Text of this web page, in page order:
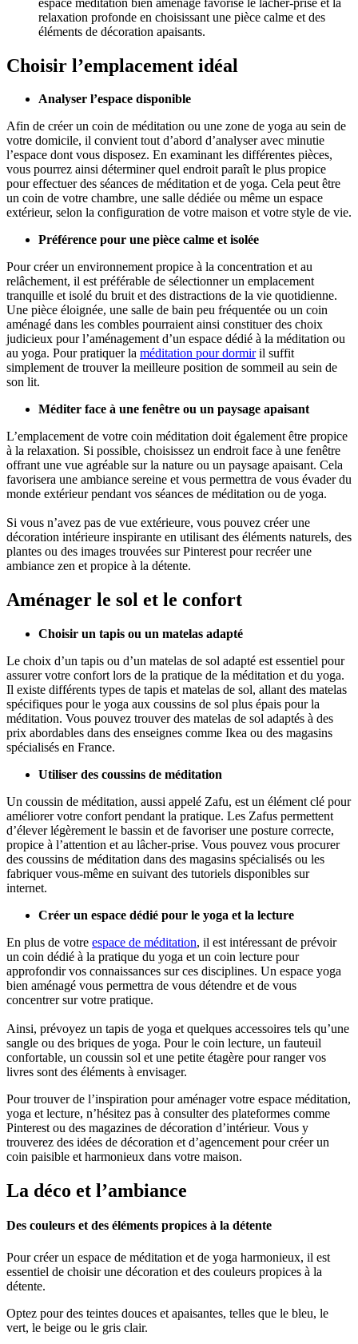
relaxation profonde en choisissant une pièce calme et des
éléments de décoration apaisants.
Choisir l’emplacement idéal
Analyser l’espace disponible
Afin de créer un coin de méditation ou une zone de yoga au sein de
votre domicile, il convient tout d’abord d’analyser avec minutie
l’espace dont vous disposez. En examinant les différentes pièces,
vous pourrez ainsi déterminer quel endroit paraît le plus propice
pour effectuer des séances de méditation et de yoga. Cela peut être
un coin de votre chambre, une salle dédiée ou même un espace
extérieur, selon la configuration de votre maison et votre style de vie.
Préférence pour une pièce calme et isolée
Pour créer un environnement propice à la concentration et au
relâchement, il est préférable de sélectionner un emplacement
tranquille et isolé du bruit et des distractions de la vie quotidienne.
Une pièce éloignée, une salle de bain peu fréquentée ou un coin
aménagé dans les combles pourraient ainsi constituer des choix
judicieux pour l’aménagement d’un espace dédié à la méditation ou
au yoga. Pour pratiquer la méditation pour dormiril suffit
simplement de trouver la meilleure position de sommeil au sein de
son lit.
Méditer face à une fenêtre ou un paysage apaisant
L’emplacement de votre coin méditation doit également être propice
à la relaxation. Si possible, choisissez un endroit face à une fenêtre
offrant une vue agréable sur la nature ou un paysage apaisant. Cela
favorisera une ambiance sereine et vous permettra de vous évader du
monde extérieur pendant vos séances de méditation ou de yoga.
Si vous n’avez pas de vue extérieure, vous pouvez créer une
décoration intérieure inspirante en utilisant des éléments naturels, des
plantes ou des images trouvées sur Pinterest pour recréer une
ambiance zen et propice à la détente.
Aménager le sol et le confort
Choisir un tapis ou un matelas adapté
Le choix d’un tapis ou d’un matelas de sol adapté est essentiel pour
assurer votre confort lors de la pratique de la méditation et du yoga.
Il existe différents types de tapis et matelas de sol, allant des matelas
spécifiques pour le yoga aux coussins de sol plus épais pour la
méditation. Vous pouvez trouver des matelas de sol adaptés à des
prix abordables dans des enseignes comme Ikea ou des magasins
spécialisés en France.
Utiliser des coussins de méditation
Un coussin de méditation, aussi appelé Zafu, est un élément clé pour
améliorer votre confort pendant la pratique. Les Zafus permettent
d’élever légèrement le bassin et de favoriser une posture correcte,
propice à l’attention et au lâcher-prise. Vous pouvez vous procurer
des coussins de méditation dans des magasins spécialisés ou les
fabriquer vous-même en suivant des tutoriels disponibles sur
internet.
Créer un espace dédié pour le yoga et la lecture
En plus de votre espace de méditation, il est intéressant de prévoir
un coin dédié à la pratique du yoga et un coin lecture pour
approfondir vos connaissances sur ces disciplines. Un espace yoga
bien aménagé vous permettra de vous détendre et de vous
concentrer sur votre pratique.
Ainsi, prévoyez un tapis de yoga et quelques accessoires tels qu’une
sangle ou des briques de yoga. Pour le coin lecture, un fauteuil
confortable, un coussin sol et une petite étagère pour ranger vos
livres sont des éléments à envisager.
Pour trouver de l’inspiration pour aménager votre espace méditation,
yoga et lecture, n’hésitez pas à consulter des plateformes comme
Pinterest ou des magazines de décoration d’intérieur. Vous y
trouverez des idées de décoration et d’agencement pour créer un
coin paisible et harmonieux dans votre maison.
La déco et l’ambiance
Des couleurs et des éléments propices à la détente
Pour créer un espace de méditation et de yoga harmonieux, il est
essentiel de choisir une décoration et des couleurs propices à la
détente.
Optez pour des teintes douces et apaisantes, telles que le bleu, le
vert, le beige ou le gris clair.